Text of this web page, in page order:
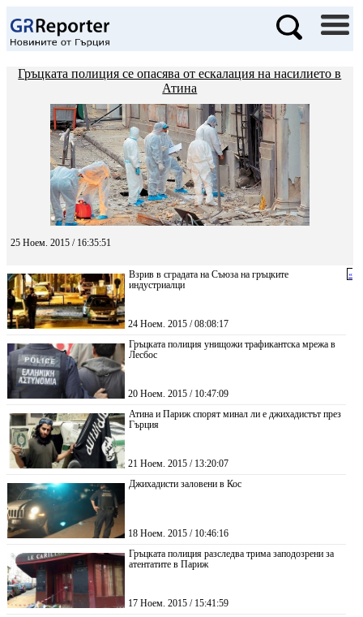
Гръцката полиция се опасява от ескалация на насилието в
Атина
25 Ноем. 2015 / 16:35:51
Взрив в сградата на Съюза на гръцките
индустриалци
24 Ноем. 2015 / 08:08:17
Гръцката полиция унищожи трафикантска мрежа в
Лесбос
20 Ноем. 2015 / 10:47:09
Атина и Париж спорят минал ли е джихадистът през
Гърция
21 Ноем. 2015 / 13:20:07
Джихадисти заловени в Кос
18 Ноем. 2015 / 10:46:16
Гръцката полиция разследва трима заподозрени за
атентатите в Париж
17 Ноем. 2015 / 15:41:59
«